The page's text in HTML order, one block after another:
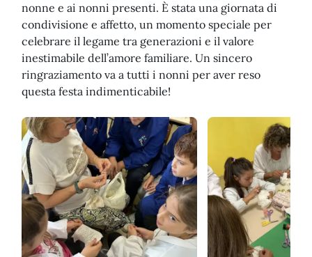
nonne e ai nonni presenti. È stata una giornata di
condivisione e affetto, un momento speciale per
celebrare il legame tra generazioni e il valore
inestimabile dell’amore familiare. Un sincero
ringraziamento va a tutti i nonni per aver reso
questa festa indimenticabile!